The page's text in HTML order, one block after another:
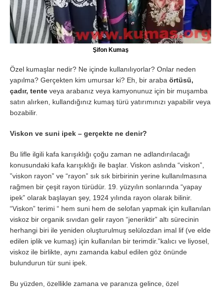
Şifon Kumaş
Özel kumaşlar nedir? Ne içinde kullanılıyorlar? Onlar neden
yapılma? Gerçekten kim umursar ki? Eh, bir araba örtüsü,
çadır, tente veya arabanız veya kamyonunuz için bir muşamba
satın alırken, kullandığınız kumaş türü yatırımınızı yapabilir veya
bozabilir.
Viskon ve suni ipek – gerçekte ne denir?
Bu lifle ilgili kafa karışıklığı çoğu zaman ne adlandırılacağı
konusundaki kafa karışıklığı ile başlar. Viskon aslında “viskon”,
”viskon rayon” ve “rayon” sık sık birbirinin yerine kullanılmasına
rağmen bir çeşit rayon türüdür. 19. yüzyılın sonlarında “yapay
ipek” olarak başlayan şey, 1924 yılında rayon olarak bilinir.
“Viskon” terimi “ hem suni hem de selofan yapmak için kullanılan
viskoz bir organik sıvıdan gelir rayon “jeneriktir” altı sürecinin
herhangi biri ile yeniden oluşturulmuş selülozdan imal lif (ve elde
edilen iplik ve kumaş) için kullanılan bir terimdir.”kalıcı ve liyosel,
viskoz ile birlikte, aynı zamanda kabul edilen göz önünde
bulundurun tür suni ipek.
Bu yüzden, özellikle zamana ve paranıza gelince, özel